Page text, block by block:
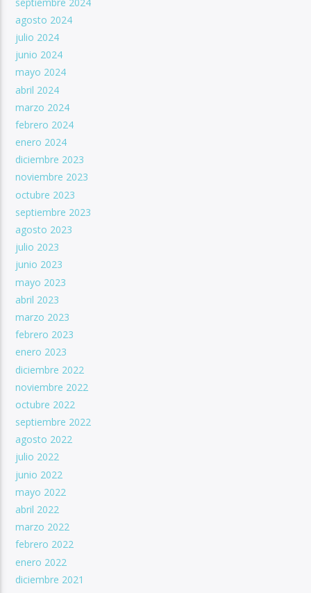
agosto 2024
julio 2024
junio 2024
mayo 2024
abril 2024
marzo 2024
febrero 2024
enero 2024
diciembre 2023
noviembre 2023
octubre 2023
septiembre 2023
agosto 2023
julio 2023
junio 2023
mayo 2023
abril 2023
marzo 2023
febrero 2023
enero 2023
diciembre 2022
noviembre 2022
octubre 2022
septiembre 2022
agosto 2022
julio 2022
junio 2022
mayo 2022
abril 2022
marzo 2022
febrero 2022
enero 2022
diciembre 2021